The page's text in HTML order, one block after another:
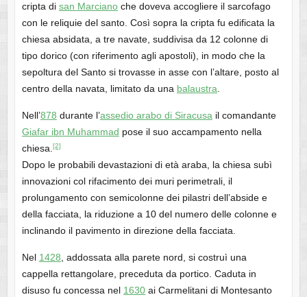
cripta di san Marcianoche doveva accogliere il sarcofago
con le reliquie del santo. Così sopra la cripta fu edificata la
chiesa absidata, a tre navate, suddivisa da 12 colonne di
tipo dorico (con riferimento agli apostoli), in modo che la
sepoltura del Santo si trovasse in asse con l’altare, posto al
centro della navata, limitato da una balaustra
Nell’878 durante l’assedio arabo di Siracusa il comandante
Giafar ibn Muhammad pose il suo accampamento nella
chiesa. [2]
Dopo le probabili devastazioni di età araba, la chiesa subì
innovazioni col rifacimento dei muri perimetrali, il
prolungamento con semicolonne dei pilastri dell’abside e
della facciata, la riduzione a 10 del numero delle colonne e
inclinando il pavimento in direzione della facciata.
Nel 1428 , addossata alla parete nord, si costruì una
cappella rettangolare, preceduta da portico. Caduta in
disuso fu concessa nel 1630ai Carmelitani di Montesanto